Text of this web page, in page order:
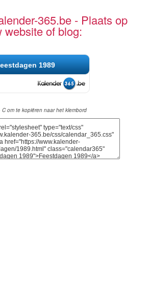
365.be - Plaats op
website of blog:
1989
C om te kopiëren naar het klembord